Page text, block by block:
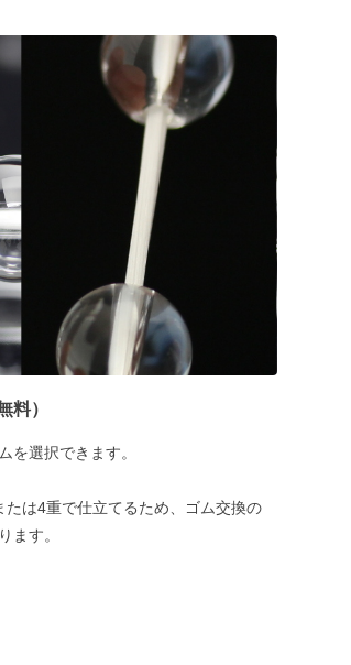
料）
を選択できます。
は4重で仕立てるため、ゴム交換の
ます。